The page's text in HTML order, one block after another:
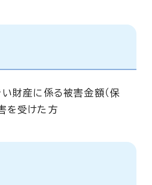
財産に係る被害金額（保
を受けた方